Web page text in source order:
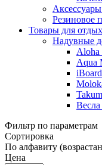
Резиновое
Товары для
Надувные
Aloha
Aqua
Фильтр по параметрам
Сортировка
По алфавиту
Цена